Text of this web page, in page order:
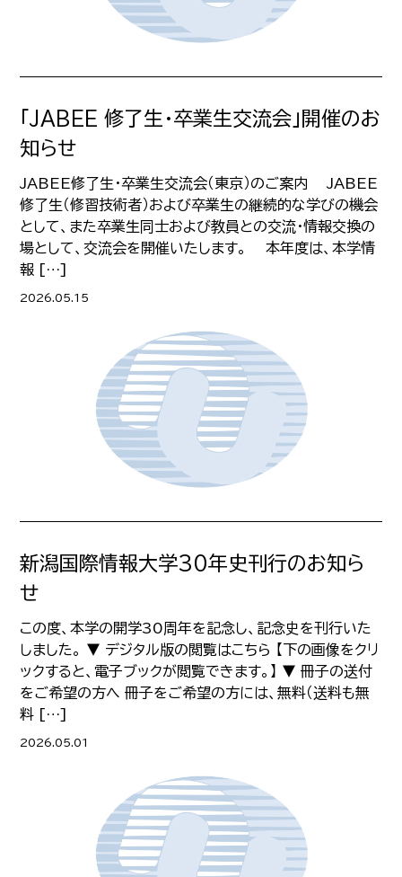
「JABEE 修了生・卒業生交流会」開催のお
知らせ
JABEE修了生・卒業生交流会（東京）のご案内 JABEE
修了生（修習技術者）および卒業生の継続的な学びの機会
として、また卒業生同士および教員との交流・情報交換の
場として、交流会を開催いたします。 本年度は、本学情
報 […]
2026.05.15
新潟国際情報大学30年史刊行のお知ら
せ
この度、本学の開学30周年を記念し、記念史を刊行いた
しました。 ▼ デジタル版の閲覧はこちら 【下の画像をクリ
ックすると、電子ブックが閲覧できます。】 ▼ 冊子の送付
をご希望の方へ 冊子をご希望の方には、無料（送料も無
料 […]
2026.05.01